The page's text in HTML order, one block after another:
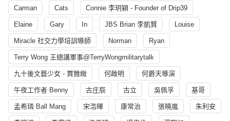
Carman Cats Connie 李玥穎 - Founder of Drip39
Elaine Gary In JBS Brian 李凱賢 Louise
Miracle 社交力學培訓導師 Norman Ryan
Terry Wong 王總講軍事@TerryWongmilitarytalk
九十後文藝少女 - 賈雅緻 何啟明 何爵天導演
午夜工作者 Benny 古庄辰 古立 吳佩孚 基哥
孟希璘 Ball Mang 宋浩暉 康常治 張曉嵐 朱利安